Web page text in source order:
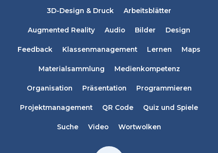
3D-Design & Druck Arbeitsblätter
Augmented Reality Audio Bilder Design
Feedback Klassenmanagement Lernen Maps
Materialsammlung Medienkompetenz
Organisation Präsentation Programmieren
Projektmanagement QR Code Quiz und Spiele
Suche Video Wortwolken